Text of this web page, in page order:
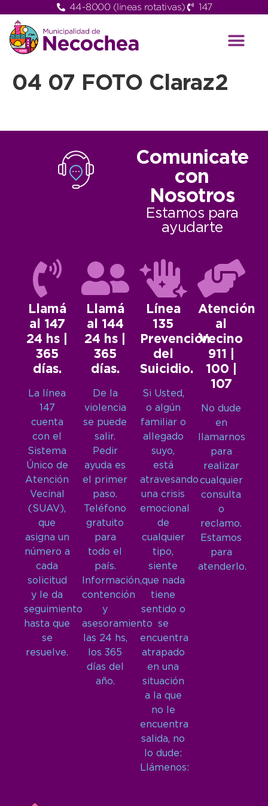
44-8000 (lineas rotativas) 147
04 07 FOTO Claraz2
Comunicate
con
Nosotros
Estamos para
ayudarte
Llamá
al 147
24 hs |
365
días.
La línea
147
cuenta
con el
Sistema
Único de
Atención
Vecinal
(SUAV),
que
asigna un
número a
cada
solicitud
y le da
seguimiento
hasta que
se
resuelve.
Llamá
al 144
24 hs |
365
días.
De la
violencia
se puede
salir.
Pedir
ayuda es
el primer
paso.
Teléfono
gratuito
para
todo el
país.
Información,
contención
y
asesoramiento
las 24 hs,
los 365
días del
año.
Línea
135
Prevención
del
Suicidio.
Si Usted,
o algún
familiar o
allegado
suyo,
está
atravesando
una crisis
emocional
de
cualquier
tipo,
siente
que nada
tiene
sentido o
se
encuentra
atrapado
en una
situación
a la que
no le
encuentra
salida, no
lo dude:
Llámenos:
Atención
al
Vecino
911 |
100 |
107
No dude
en
llamarnos
para
realizar
cualquier
consulta
o
reclamo.
Estamos
para
atenderlo.